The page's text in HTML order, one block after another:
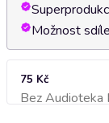
Možnost
75 Kč
Bez Audioteka